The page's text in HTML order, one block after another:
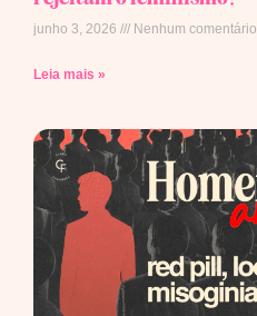
junho 3, 2026 Nenhum comentário
Leia mais »